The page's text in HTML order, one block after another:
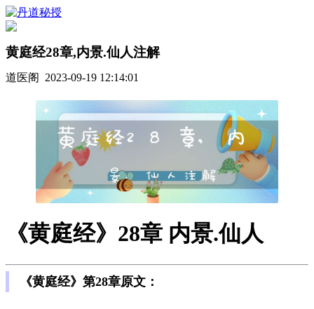
黄庭经28章,内景.仙人注解
道医阁 2023-09-19 12:14:01
《黄庭经》28章 内景.仙人
《黄庭经》第28章原文：